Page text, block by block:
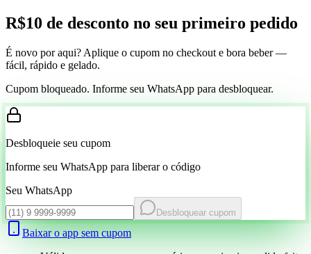
R$10 de desconto no seu primeiro pedido
É novo por aqui? Aplique o cupom no checkout e bora beber —
fácil, rápido e gelado.
Cupom bloqueado. Informe seu WhatsApp para desbloquear.
Desbloqueie seu cupom
Informe seu WhatsApp para liberar o código
Seu WhatsApp
Desbloquear cupom
Baixar o app sem cupom